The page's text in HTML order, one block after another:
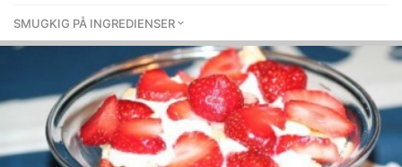
SMUGKIG PÅ INGREDIENSER